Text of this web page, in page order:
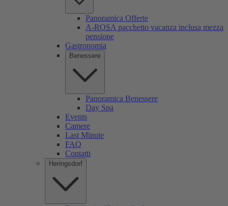
Panoramica Offerte
A-ROSA pacchetto vacanza inclusa mezza
pensione
Gastronomia
Benessere
Panoramica Benessere
Day Spa
Events
Camere
Last Minute
FAQ
Contatti
Heringsdorf